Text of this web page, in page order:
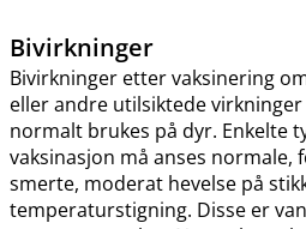
Bivirkninger
Bivirkninger etter vaksinering
eller andre utilsiktede
normalt brukes på dyr. Enkelte
vaksinasjon må anses normale,
smerte, moderat hevelse på
temperaturstigning. Disse er